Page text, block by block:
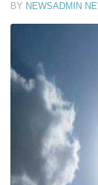
BY NEWSADMIN